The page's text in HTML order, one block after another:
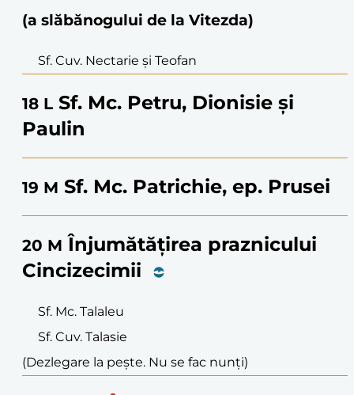
(a slăbănogului de la Vitezda)
Sf. Cuv. Nectarie și Teofan
18 L Sf. Mc. Petru, Dionisie și
Paulin
19 M Sf. Mc. Patrichie, ep. Prusei
20 M Înjumătățirea praznicului
Cincizecimii
Sf. Mc. Talaleu
Sf. Cuv. Talasie
(Dezlegare la pește. Nu se fac nunți)